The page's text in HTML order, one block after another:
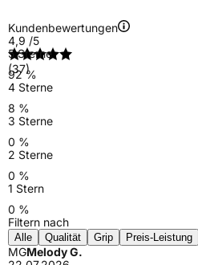
Kundenbewertungen
4,9 /5
(37)
5 Sterne
92 %
4 Sterne
8 %
3 Sterne
0 %
2 Sterne
0 %
1 Stern
0 %
Filtern nach
Alle Qualität Grip Preis-Leistung
MGMelody G.